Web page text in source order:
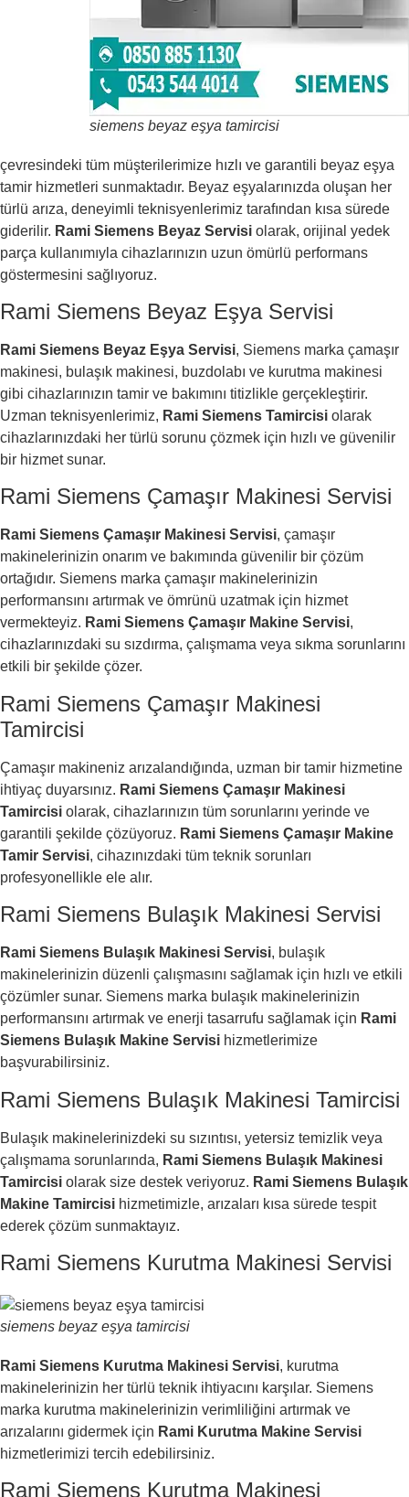
siemens beyaz eşya tamircisi
çevresindeki tüm müşterilerimize hızlı ve garantili beyaz eşya
tamir hizmetleri sunmaktadır. Beyaz eşyalarınızda oluşan her
türlü arıza, deneyimli teknisyenlerimiz tarafından kısa sürede
giderilir. Rami Siemens Beyaz Servisi olarak, orijinal yedek
parça kullanımıyla cihazlarınızın uzun ömürlü performans
göstermesini sağlıyoruz.
Rami Siemens Beyaz Eşya Servisi
Rami Siemens Beyaz Eşya Servisi, Siemens marka çamaşır
makinesi, bulaşık makinesi, buzdolabı ve kurutma makinesi
gibi cihazlarınızın tamir ve bakımını titizlikle gerçekleştirir.
Uzman teknisyenlerimiz, Rami Siemens Tamircisi olarak
cihazlarınızdaki her türlü sorunu çözmek için hızlı ve güvenilir
bir hizmet sunar.
Rami Siemens Çamaşır Makinesi Servisi
Rami Siemens Çamaşır Makinesi Servisi, çamaşır
makinelerinizin onarım ve bakımında güvenilir bir çözüm
ortağıdır. Siemens marka çamaşır makinelerinizin
performansını artırmak ve ömrünü uzatmak için hizmet
vermekteyiz. Rami Siemens Çamaşır Makine Servisi,
cihazlarınızdaki su sızdırma, çalışmama veya sıkma sorunlarını
etkili bir şekilde çözer.
Rami Siemens Çamaşır Makinesi
Tamircisi
Çamaşır makineniz arızalandığında, uzman bir tamir hizmetine
ihtiyaç duyarsınız. Rami Siemens Çamaşır Makinesi
Tamircisi olarak, cihazlarınızın tüm sorunlarını yerinde ve
garantili şekilde çözüyoruz. Rami Siemens Çamaşır Makine
Tamir Servisi, cihazınızdaki tüm teknik sorunları
profesyonellikle ele alır.
Rami Siemens Bulaşık Makinesi Servisi
Rami Siemens Bulaşık Makinesi Servisi, bulaşık
makinelerinizin düzenli çalışmasını sağlamak için hızlı ve etkili
çözümler sunar. Siemens marka bulaşık makinelerinizin
performansını artırmak ve enerji tasarrufu sağlamak için Rami
Siemens Bulaşık Makine Servisi hizmetlerimize
başvurabilirsiniz.
Rami Siemens Bulaşık Makinesi Tamircisi
Bulaşık makinelerinizdeki su sızıntısı, yetersiz temizlik veya
çalışmama sorunlarında, Rami Siemens Bulaşık Makinesi
Tamircisi olarak size destek veriyoruz. Rami Siemens Bulaşık
Makine Tamircisi hizmetimizle, arızaları kısa sürede tespit
ederek çözüm sunmaktayız.
Rami Siemens Kurutma Makinesi Servisi
siemens beyaz eşya tamircisi
Rami Siemens Kurutma Makinesi Servisi, kurutma
makinelerinizin her türlü teknik ihtiyacını karşılar. Siemens
marka kurutma makinelerinizin verimliliğini artırmak ve
arızalarını gidermek için Rami Kurutma Makine Servisi
hizmetlerimizi tercih edebilirsiniz.
Rami Siemens Kurutma Makinesi